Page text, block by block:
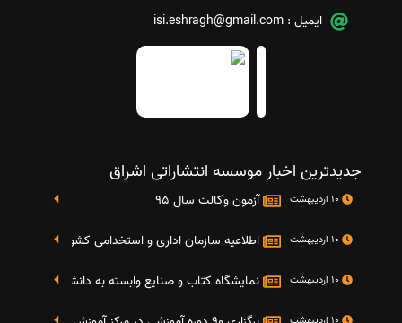
ایمیل : isi.eshragh@gmail.com
جدیدترین اخبار موسسه انتشاراتی اشراق
آزمون وکالت سال 95
اطلاعیه سازمان اداری و استخدامی کشور در خصوص
نمایشگاه کتاب و صنایع وابسته به دانشگاه صنعتی شریف 4 الی 8 مهر